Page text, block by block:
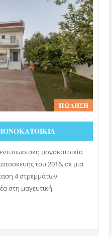
𝚷𝛀𝚲𝚮𝚺𝚮
μονοκατοικία
του 2016, σε μια
4 στρεμμάτων
στη μαγευτική